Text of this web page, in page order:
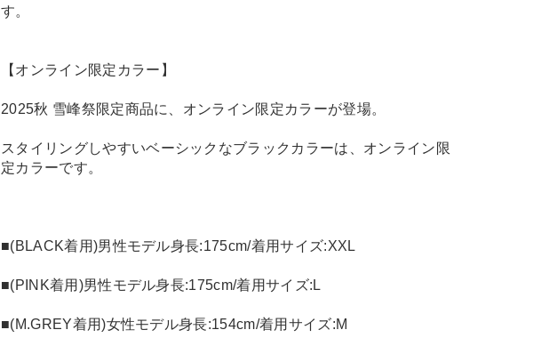
す。
【オンライン限定カラー】
2025秋 雪峰祭限定商品に、オンライン限定カラーが登場。
スタイリングしやすいベーシックなブラックカラーは、オンライン限
定カラーです。
■(BLACK着用)男性モデル身長:175cm/着用サイズ:XXL
■(PINK着用)男性モデル身長:175cm/着用サイズ:L
■(M.GREY着用)女性モデル身長:154cm/着用サイズ:M